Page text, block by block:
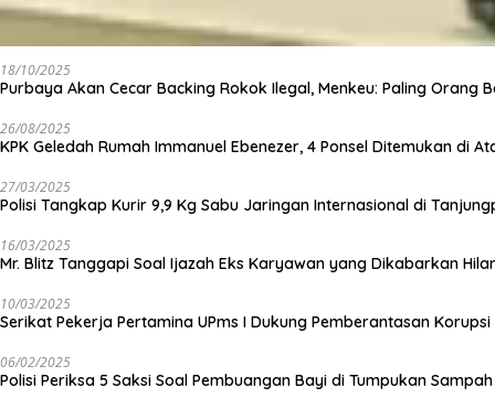
18/10/2025
Purbaya Akan Cecar Backing Rokok Ilegal, Menkeu: Paling Orang
26/08/2025
KPK Geledah Rumah Immanuel Ebenezer, 4 Ponsel Ditemukan di
27/03/2025
Polisi Tangkap Kurir 9,9 Kg Sabu Jaringan Internasional di
16/03/2025
Mr. Blitz Tanggapi Soal Ijazah Eks Karyawan yang Dikabarkan
10/03/2025
Serikat Pekerja Pertamina UPms I Dukung Pemberantasan
06/02/2025
Polisi Periksa 5 Saksi Soal Pembuangan Bayi di Tumpukan